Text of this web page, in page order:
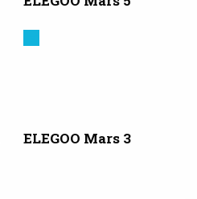
ELEGOO Mars 3